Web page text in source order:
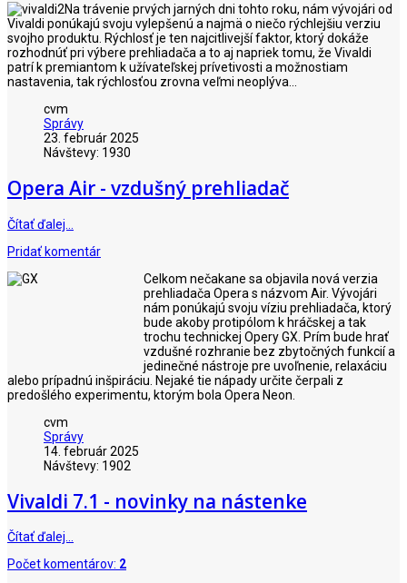
Na trávenie prvých jarných dni tohto roku, nám vývojári od
Vivaldi ponúkajú svoju vylepšenú a najmä o niečo rýchlejšiu verziu
svojho produktu. Rýchlosť je ten najcitlivejší faktor, ktorý dokáže
rozhodnúť pri výbere prehliadača a to aj napriek tomu, že Vivaldi
patrí k premiantom k užívateľskej prívetivosti a možnostiam
nastavenia, tak rýchlosťou zrovna veľmi neoplýva...
cvm
Správy
23. február 2025
Návštevy: 1930
Opera Air - vzdušný prehliadač
Čítať ďalej…
Pridať komentár
Celkom nečakane sa objavila nová verzia
prehliadača Opera s názvom Air. Vývojári
nám ponúkajú svoju víziu prehliadača, ktorý
bude akoby protipólom k hráčskej a tak
trochu technickej Opery GX. Prím bude hrať
vzdušné rozhranie bez zbytočných funkcií a
jedinečné nástroje pre uvoľnenie, relaxáciu
alebo prípadnú inšpiráciu. Nejaké tie nápady určite čerpali z
predošlého experimentu, ktorým bola Opera Neon.
cvm
Správy
14. február 2025
Návštevy: 1902
Vivaldi 7.1 - novinky na nástenke
Čítať ďalej…
Počet komentárov: 2